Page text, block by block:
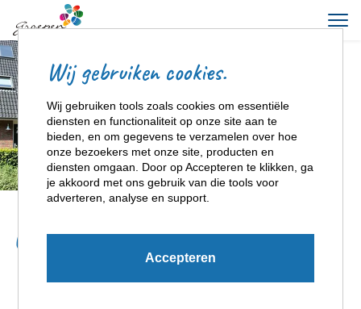
Groepsaccommodatie : ''De
Turf''
Wij gebruiken cookies.
Wij gebruiken tools zoals cookies om essentiële
diensten en functionaliteit op onze site aan te
bieden, en om gegevens te verzamelen over hoe
onze bezoekers met onze site, producten en
diensten omgaan. Door op Accepteren te klikken, ga
je akkoord met ons gebruik van die tools voor
adverteren, analyse en support.
Accepteren